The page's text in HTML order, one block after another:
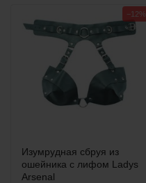
Изумрудная сбруя из
ошейника с лифом Ladys
Arsenal
−12%